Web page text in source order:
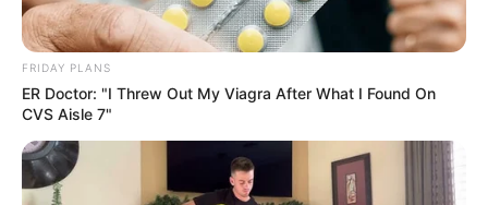
FRIDAY PLANS
ER Doctor: "I Threw Out My Viagra After What I Found On
CVS Aisle 7"